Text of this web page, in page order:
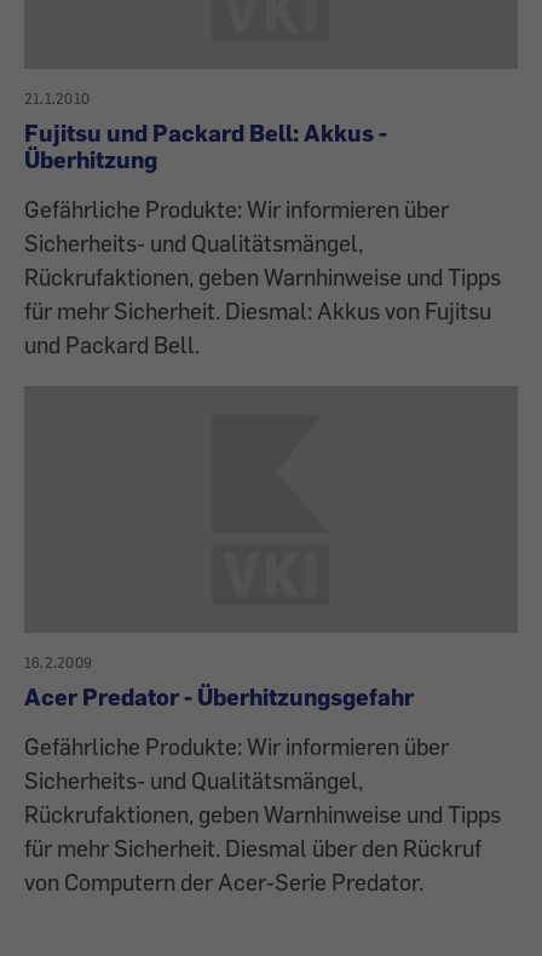
21.1.2010
Fujitsu und Packard Bell: Akkus -
Überhitzung
Gefährliche Produkte: Wir informieren über
Sicherheits- und Qualitätsmängel,
Rückrufaktionen, geben Warnhinweise und Tipps
für mehr Sicherheit. Diesmal: Akkus von Fujitsu
und Packard Bell.
16.2.2009
Acer Predator - Überhitzungsgefahr
Gefährliche Produkte: Wir informieren über
Sicherheits- und Qualitätsmängel,
Rückrufaktionen, geben Warnhinweise und Tipps
für mehr Sicherheit. Diesmal über den Rückruf
von Computern der Acer-Serie Predator.